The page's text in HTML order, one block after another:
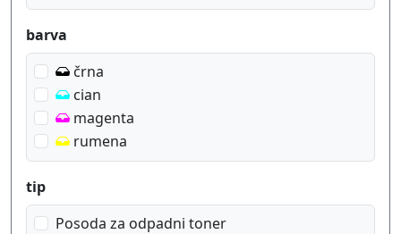
barva
črna
cian
magenta
rumena
tip
Posoda za odpadni toner